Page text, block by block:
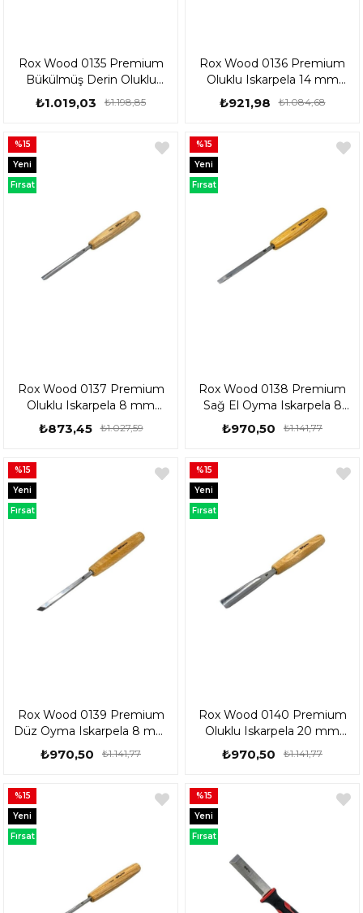
Rox Wood 0135 Premium
Bükülmüş Derin Oluklu
Iskarpela 20 mm 153Rox0135
₺1.019,03 ₺1.198,85
Rox Wood 0136 Premium
Oluklu Iskarpela 14 mm
153Rox0136
₺921,98 ₺1.084,68
Rox Wood 0137 Premium
Oluklu Iskarpela 8 mm
153Rox0137
₺873,45 ₺1.027,59
%15
Yeni
Ürün
Fırsat
Rox Wood 0138 Premium
Sağ El Oyma Iskarpela 8
mm 153Rox0138
₺970,50 ₺1.141,77
%15
Yeni
Ürün
Fırsat
Rox Wood 0139 Premium
Düz Oyma Iskarpela 8 mm
153Rox0139
₺970,50 ₺1.141,77
%15
Yeni
Ürün
Fırsat
Rox Wood 0140 Premium
Oluklu Iskarpela 20 mm
153Rox0140
₺970,50 ₺1.141,77
%15
Yeni
Ürün
Fırsat
%15
Yeni
Ürün
Fırsat
%15
Yeni
Ürün
Fırsat